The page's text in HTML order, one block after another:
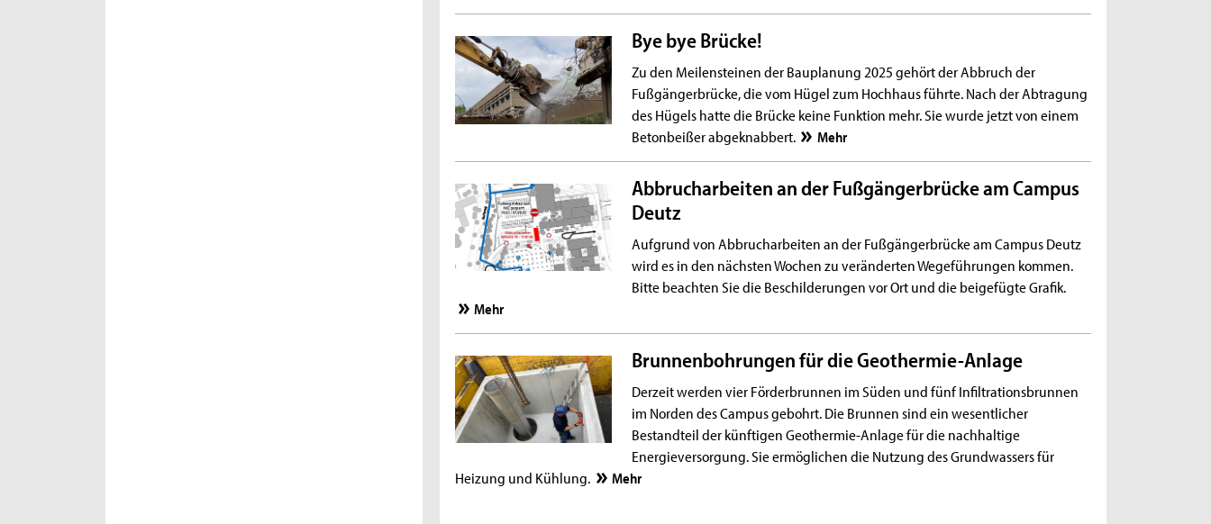
Bye bye Brücke!
Zu den Meilensteinen der Bauplanung 2025 gehört der Abbruch der
Fußgängerbrücke, die vom Hügel zum Hochhaus führte. Nach der Abtragung
des Hügels hatte die Brücke keine Funktion mehr. Sie wurde jetzt von einem
Betonbeißer abgeknabbert.
Mehr
Abbrucharbeiten an der Fußgängerbrücke am Campus
Deutz
Aufgrund von Abbrucharbeiten an der Fußgängerbrücke am Campus Deutz
wird es in den nächsten Wochen zu veränderten Wegeführungen kommen.
Bitte beachten Sie die Beschilderungen vor Ort und die beigefügte Grafik.
Mehr
Brunnenbohrungen für die Geothermie-Anlage
Derzeit werden vier Förderbrunnen im Süden und fünf Infiltrationsbrunnen
im Norden des Campus gebohrt. Die Brunnen sind ein wesentlicher
Bestandteil der künftigen Geothermie-Anlage für die nachhaltige
Energieversorgung. Sie ermöglichen die Nutzung des Grundwassers für
Heizung und Kühlung.
Mehr